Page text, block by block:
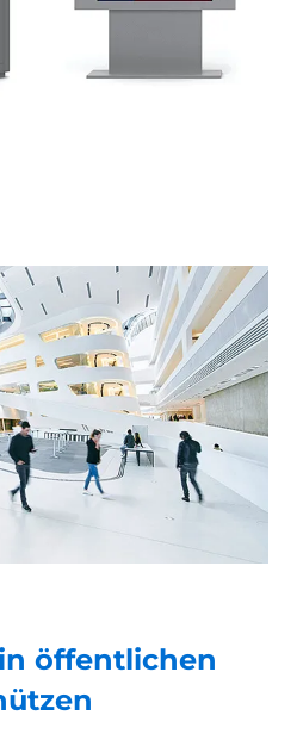
öffentlichen